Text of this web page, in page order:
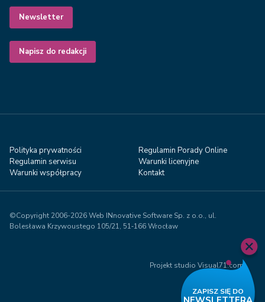
Newsletter
Napisz do redakcji
Polityka prywatności
Regulamin Porady Online
Regulamin serwisu
Warunki licenyjne
Warunki współpracy
Kontakt
©Copyright 2006-2026 Web INnovative Software Sp. z o.o., ul.
Bolesława Krzywoustego 105/21, 51‑166 Wrocław
Projekt studio Visual71.com